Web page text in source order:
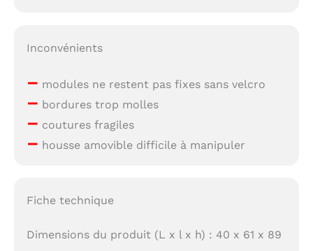
Inconvénients
– modules ne restent pas fixes sans velcro
– bordures trop molles
– coutures fragiles
– housse amovible difficile à manipuler
Fiche technique
Dimensions du produit (L x l x h) : 40 x 61 x 89